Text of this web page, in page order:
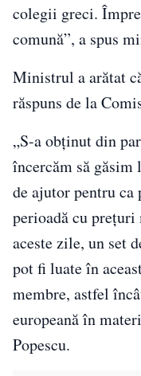
colegii greci.
comună”, a spus
Ministrul a arătat
răspuns de la
„S-a obţinut din
încercăm să găsim
de ajutor pentru ca
perioadă cu preţuri
aceste zile, un set
pot fi luate în
membre, astfel
europeană în
Popescu.